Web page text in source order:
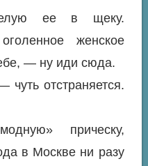
ее в щеку.
женское
— ну иди сюда.
отстраняется.
прическу,
в Москве ни разу